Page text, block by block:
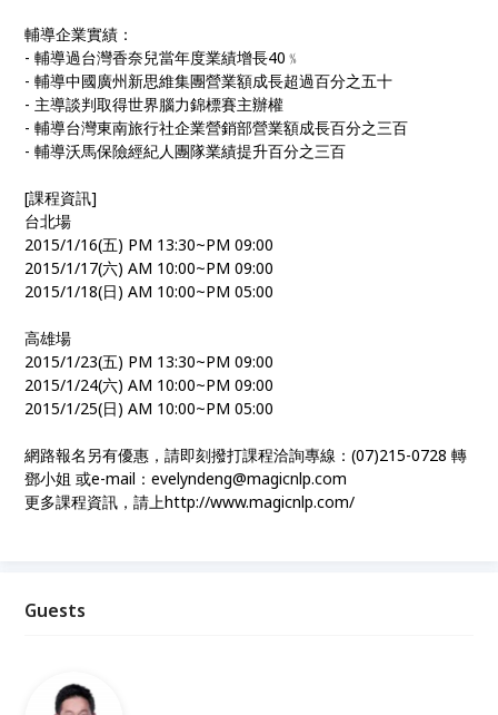
輔導企業實績：
- 輔導過台灣香奈兒當年度業績增長40﹪
- 輔導中國廣州新思維集團營業額成長超過百分之五十
- 主導談判取得世界腦力錦標賽主辦權
- 輔導台灣東南旅行社企業營銷部營業額成長百分之三百
- 輔導沃馬保險經紀人團隊業績提升百分之三百
[課程資訊]
台北場
2015/1/16(五) PM 13:30~PM 09:00
2015/1/17(六) AM 10:00~PM 09:00
2015/1/18(日) AM 10:00~PM 05:00
高雄場
2015/1/23(五) PM 13:30~PM 09:00
2015/1/24(六) AM 10:00~PM 09:00
2015/1/25(日) AM 10:00~PM 05:00
網路報名另有優惠，請即刻撥打課程洽詢專線：(07)215-0728 轉
鄧小姐 或e-mail：evelyndeng@magicnlp.com
更多課程資訊，請上http://www.magicnlp.com/
Guests